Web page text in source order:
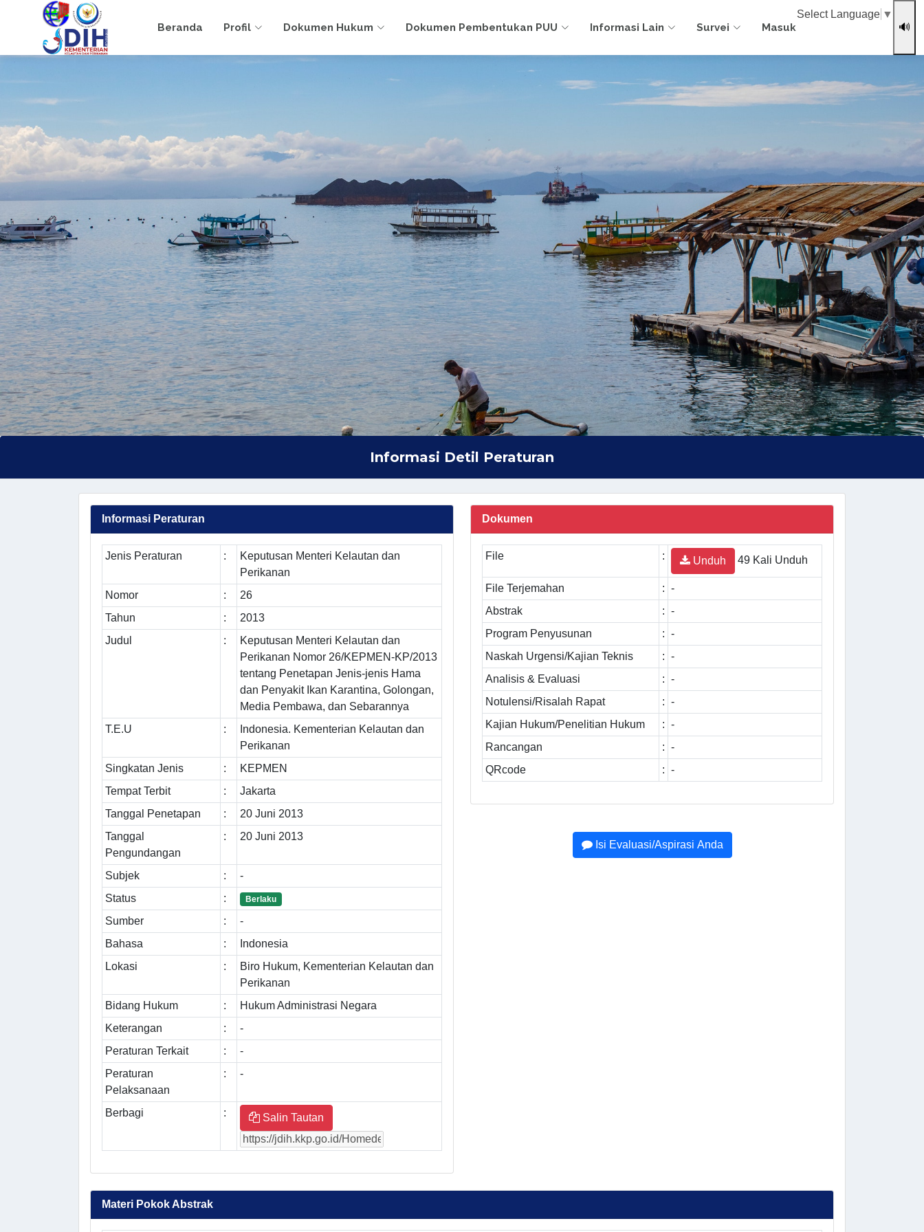
Beranda Profil Dokumen Hukum Dokumen Pembentukan PUU Informasi Lain Survei Masuk
Select Language ▼
🔊
Informasi Detil Peraturan
Informasi Peraturan
Jenis Peraturan :
Keputusan Menteri Kelautan dan
Perikanan
Nomor
:
26
Tahun
:
2013
Judul
:
Keputusan Menteri Kelautan dan
Perikanan Nomor 26/KEPMEN-KP/2013
tentang Penetapan Jenis-jenis Hama
dan Penyakit Ikan Karantina, Golongan,
Media Pembawa, dan Sebarannya
T.E.U
:
Indonesia. Kementerian Kelautan dan
Perikanan
Singkatan Jenis
:
KEPMEN
Tempat Terbit
:
Jakarta
Tanggal Penetapan
:
20 Juni 2013
Tanggal
Pengundangan
: 20 Juni 2013
Subjek :
-
Status
: Berlaku
Sumber :
-
Bahasa
:
Indonesia
Lokasi
:
Biro Hukum, Kementerian Kelautan dan
Perikanan
Bidang Hukum
:
Hukum Administrasi Negara
Keterangan
:
-
Peraturan Terkait
:
-
Peraturan
Pelaksanaan
: -
Berbagi : Salin Tautan
Dokumen
File : Unduh 49 Kali Unduh
File Terjemahan : -
Abstrak
: -
Program Penyusunan
: -
Naskah Urgensi/Kajian Teknis
: -
Analisis & Evaluasi
: -
Notulensi/Risalah Rapat
: -
Kajian Hukum/Penelitian Hukum
: -
Rancangan
: -
QRcode
: -
Isi Evaluasi/Aspirasi Anda
Materi Pokok Abstrak